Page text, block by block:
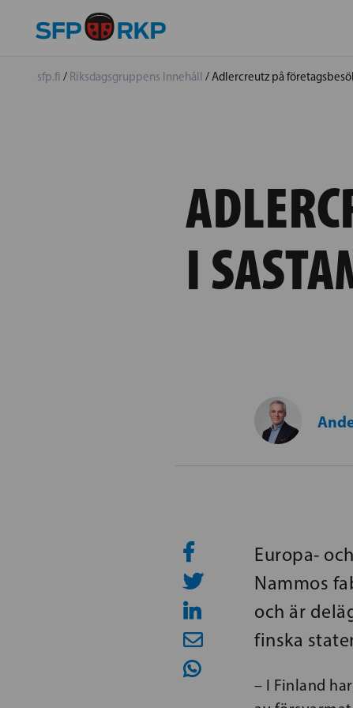
sfp.fi / Riksdagsgruppens Innehåll /Adlercreutz på
I
Europa-
Nammos
och är
finska
– I Finland